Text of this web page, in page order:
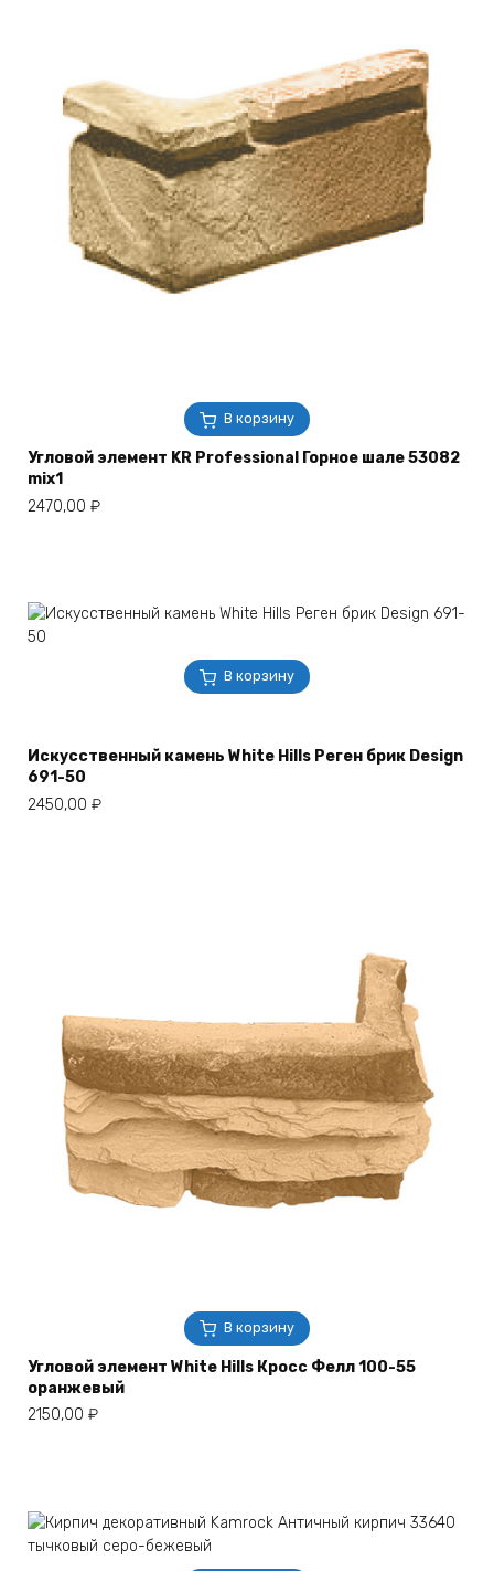
В корзину
Угловой элемент KR Professional Горное шале 53082
mix1
2470,00 ₽
В корзину
Искусственный камень White Hills Реген брик Design
691-50
2450,00 ₽
В корзину
Угловой элемент White Hills Кросс Фелл 100-55
оранжевый
2150,00 ₽